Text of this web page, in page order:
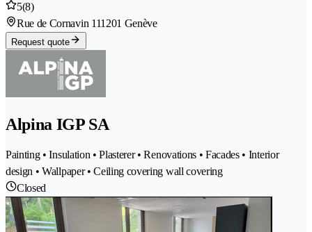
5(8)
Rue de Cornavin 111201 Genève
Request quote
Alpina IGP SA
Painting • Insulation • Plasterer • Renovations • Facades • Interior
design • Wallpaper • Ceiling covering wall covering
Closed